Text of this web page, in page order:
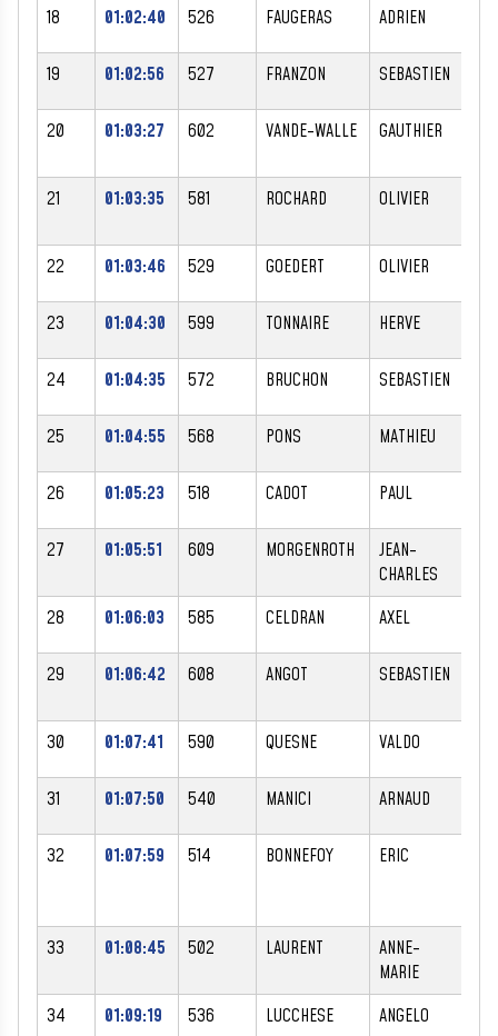
18 01:02:40 526 FAUGERAS ADRIEN
19 01:02:56 527 FRANZON SEBASTIEN
20 01:03:27 602 VANDE-WALLE GAUTHIER
21 01:03:35 581 ROCHARD OLIVIER
22 01:03:46 529 GOEDERT OLIVIER
23 01:04:30 599 TONNAIRE HERVE
24 01:04:35 572 BRUCHON SEBASTIEN
25 01:04:55 568 PONS MATHIEU
26 01:05:23 518 CADOT PAUL
27 01:05:51 609 MORGENROTH
JEAN-
CHARLES
28 01:06:03 585 CELDRAN AXEL
29 01:06:42 608 ANGOT SEBASTIEN
30 01:07:41 590 QUESNE VALDO
31 01:07:50 540 MANICI ARNAUD
32 01:07:59 514 BONNEFOY ERIC
33 01:08:45 502 LAURENT
ANNE-
MARIE
34 01:09:19 536 LUCCHESE ANGELO